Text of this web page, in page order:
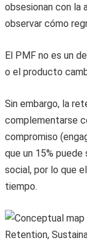
obsesionan con la
observar cómo
El PMF no es un
o el producto
Sin embargo, la
complementarse
compromiso
que un 15%
social, por lo que
tiempo.